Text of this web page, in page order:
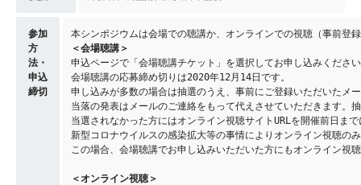
参加
方
法・
申込
締切
本シンポジウムは会場での聴講か、オンラインでの視聴（事前登
＜会場聴講＞
申込ページで「会場聴講チケット」を選択してお申し込みくださ
会場聴講の応募締め切りは2020年12月14日です。
申し込みが多数の場合は抽選のうえ、事前にご登録いただいたメ
当落の発表はメールのご連絡をもって代えさせていただきます。
当選されなかった方にはオンライン視聴サイトURLを開催前日ま
新型コロナウイルスの感染拡大等の事情によりオンライン視聴の
この場合、会場聴講でお申し込みいただいた方にもオンライン視
＜オンライン視聴＞